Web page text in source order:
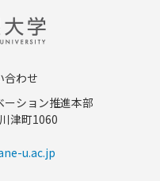
合わせ
ーション推進本部
津町1060
u.ac.jp